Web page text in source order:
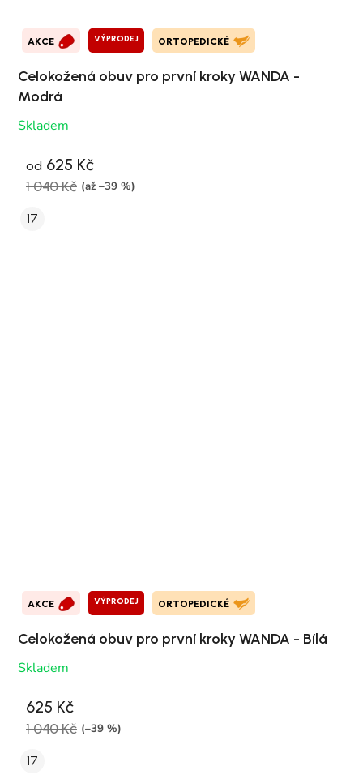
AKCE VÝPRODEJ ORTOPEDICKÉ
Celokožená obuv pro první kroky WANDA -
Modrá
Skladem
od 625 Kč
1 040 Kč (až –39 %)
17
AKCE VÝPRODEJ ORTOPEDICKÉ
Celokožená obuv pro první kroky WANDA - Bílá
Skladem
625 Kč
1 040 Kč (–39 %)
17